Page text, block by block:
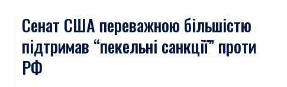
Сенат США переважною більшістю
підтримав “пекельні санкції” проти
РФ